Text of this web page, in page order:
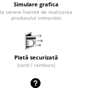
Simulare grafica
la cerere înainte de realizarea
produsului comandat
Plată securizată
(card / ramburs)